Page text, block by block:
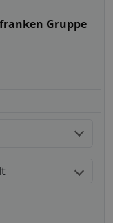
Gruppe